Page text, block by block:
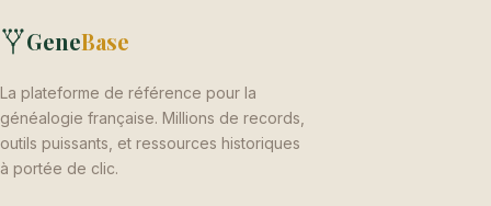
GeneBase
La plateforme de référence pour la
généalogie française. Millions de records,
outils puissants, et ressources historiques
à portée de clic.